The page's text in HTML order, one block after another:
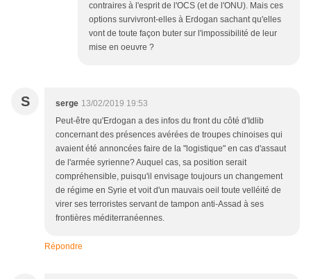
contraires à l'esprit de l'OCS (et de l'ONU). Mais ces
options survivront-elles à Erdogan sachant qu'elles
vont de toute façon buter sur l'impossibilité de leur
mise en oeuvre ?
S serge 13/02/2019 19:53
Peut-être qu'Erdogan a des infos du front du côté d'Idlib
concernant des présences avérées de troupes chinoises qui
avaient été annoncées faire de la "logistique" en cas d'assaut
de l'armée syrienne? Auquel cas, sa position serait
compréhensible, puisqu'il envisage toujours un changement
de régime en Syrie et voit d'un mauvais oeil toute velléité de
virer ses terroristes servant de tampon anti-Assad à ses
frontières méditerranéennes.
Répondre